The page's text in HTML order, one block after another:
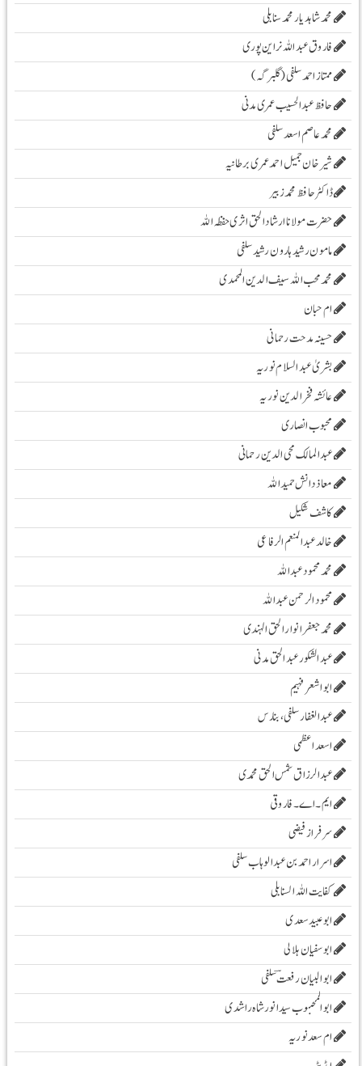
محمد شاہد یار محمد سنابلی
فاروق عبد اللہ نراین پوری
ممتاز احمد سلفی (گلبرگہ)
حافظ عبدالحسیب عمری مدنی
محمد عاصم اسعد سلفی
شیرخان جمیل احمد عمری برطانیہ
ڈاکٹر حافظ محمد زبیر
حضرت مولانا ارشادا لحق اثری حفظہ اللہ
مامون رشید ہارون رشید سلفی
محمد محب اللہ سیف الدین المحمدی
ام حبان
حسینہ مدحت رحمانی
بشریٰ عبد السلام نوریہ
عائشہ فخرالدین نوریہ
محبوب انصاری
عبدالمالک محی الدین رحمانی
معاذ دانش حمید اللہ
کاشف شکیل
خالد عبدالمنعم الرفاعی
محمد محمود عبداللہ
محمود الرحمن عبد اللہ
محمد جعفر انوار الحق الہندی
عبد الشکور عبد الحق مدنی
ابو اشعر فہیم
عبدالغفار سلفی، بنارس
اسعد اعظمی
عبدالرزاق شمس الحق محمدی
ایم۔ اے۔ فاروقی
سرفراز فیضی
اسرار احمد بن عبدالوہاب سلفی
کفایت اللہ السنابلی
ابوعبید سعدی
ابو سفیان ہلالی
ابوالبیان رفعت ؔسلفی
ابوالمحبوب سیدانورشاہ راشدی
ام سعدنوریہ